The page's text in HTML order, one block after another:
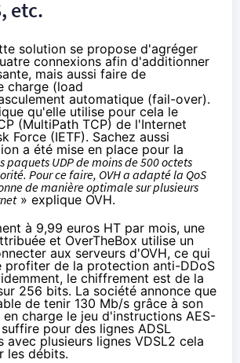
etc.
solution se propose d'agréger
connexions afin d'additionner
mais aussi faire de
charge (load
automatique (fail-over).
qu'elle utilise pour cela le
(MultiPath TCP) de l'Internet
Force (IETF). Sachez aussi
a été mise en place pour la
paquets UDP de moins de 500 octets
Pour ce faire, OVH a adapté la QoS
de manière optimale sur plusieurs
» explique OVH.
à 9,99 euros HT par mois, une
et OverTheBox utilise un
aux serveurs d'OVH, ce qui
profiter de la protection anti-DDoS
le chiffrement est de la
256 bits. La société annonce que
de tenir 130 Mb/s grâce à son
charge le jeu d'instructions AES-
pour des lignes ADSL
avec plusieurs lignes VDSL2 cela
les débits.